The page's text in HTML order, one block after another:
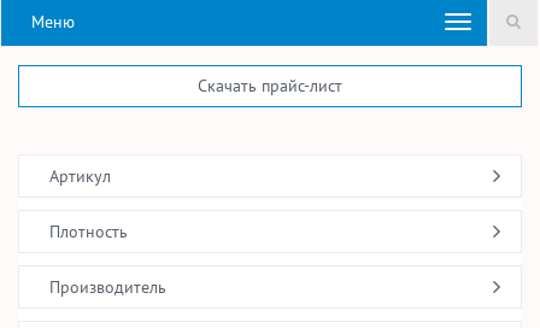
Меню
Скачать прайс-лист
Артикул
Плотность
Производитель